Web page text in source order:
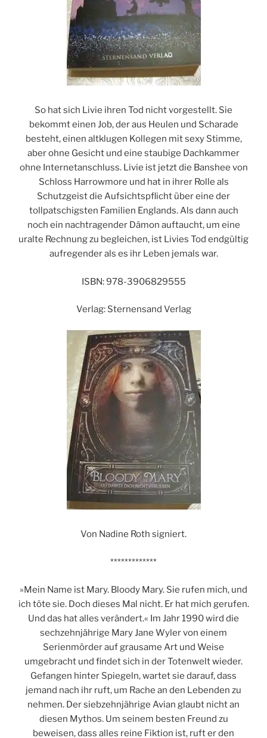
So hat sich Livie ihren Tod nicht vorgestellt. Sie
bekommt einen Job, der aus Heulen und Scharade
besteht, einen altklugen Kollegen mit sexy Stimme,
aber ohne Gesicht und eine staubige Dachkammer
ohne Internetanschluss. Livie ist jetzt die Banshee von
Schloss Harrowmore und hat in ihrer Rolle als
Schutzgeist die Aufsichtspflicht über eine der
tollpatschigsten Familien Englands. Als dann auch
noch ein nachtragender Dämon auftaucht, um eine
uralte Rechnung zu begleichen, ist Livies Tod endgültig
aufregender als es ihr Leben jemals war.
ISBN: 978-3906829555
Verlag: Sternensand Verlag
Von Nadine Roth signiert.
*************
»Mein Name ist Mary. Bloody Mary. Sie rufen mich, und
ich töte sie. Doch dieses Mal nicht. Er hat mich gerufen.
Und das hat alles verändert.« Im Jahr 1990 wird die
sechzehnjährige Mary Jane Wyler von einem
Serienmörder auf grausame Art und Weise
umgebracht und findet sich in der Totenwelt wieder.
Gefangen hinter Spiegeln, wartet sie darauf, dass
jemand nach ihr ruft, um Rache an den Lebenden zu
nehmen. Der siebzehnjährige Avian glaubt nicht an
diesen Mythos. Um seinem besten Freund zu
beweisen, dass alles reine Fiktion ist, ruft er den